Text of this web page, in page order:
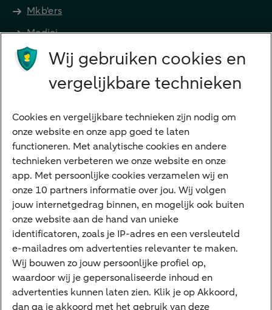
Mkb'ers
Medici
Advocaten en notarissen
Diensten
VraagHugo
Corporate Finance
Tikkie zakelijk
Cyber Veilig & Zeker
Private Banking
Interessant
Sectoren & trends
Ondernemersverhalen
Wij gebruiken cookies en
vergelijkbare technieken
Cookies en vergelijkbare technieken zijn nodig om
onze website en onze app goed te laten
functioneren. Met analytische cookies en andere
technieken verbeteren we onze website en onze
app. Met persoonlijke cookies verzamelen wij en
onze 10 partners informatie over jou. Wij volgen
jouw internetgedrag binnen, en mogelijk ook buiten
onze website aan de hand van unieke
identificatoren, zoals je IP-adres en een versleuteld
e-mailadres om advertenties relevanter te maken.
Wij bouwen zo jouw persoonlijke profiel op,
waardoor wij je gepersonaliseerde inhoud en
advertenties kunnen laten zien. Klik je op Akkoord,
dan ga je akkoord met het gebruik van deze